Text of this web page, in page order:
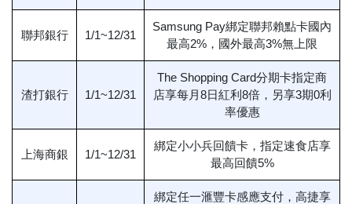
聯邦銀行 1/1~12/31
Samsung Pay綁定聯邦賴點卡國內
最高2%，國外最高3%無上限
渣打銀行 1/1~12/31
The Shopping Card分期卡指定商
店享每月8日紅利8倍，另享3期0利
率優惠
上海商銀 1/1~12/31
綁定小小兵回饋卡，指定速食店享
最高回饋5%
綁定任一滙豐卡感應支付，高捷享